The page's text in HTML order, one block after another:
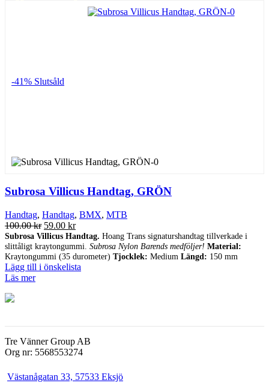
-41% Slutsåld
Subrosa Villicus Handtag, GRÖN
Handtag, Handtag, BMX, MTB
100.00kr Det
ursprungliga
priset
var:
100.00 kr.
59.00 krDet
nuvarande
priset
är:
59.00 kr.
Subrosa Villicus Handtag. Hoang Trans signaturshandtag tillverkade i
slittåligt kraytongummi. Subrosa Nylon Barends medföljer! Material:
Kraytongummi (35 durometer) Tjocklek: Medium Längd: 150 mm
Lägg till i önskelista
Läs mer
Tre Vänner Group AB
Org nr: 5568553274
Västanågatan 33, 57533 Eksjö